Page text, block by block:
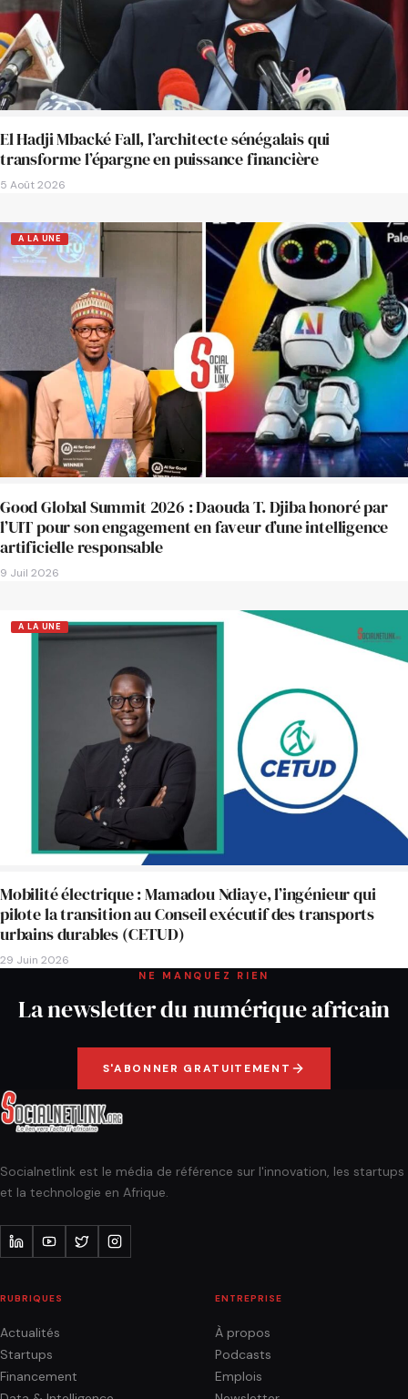
El Hadji Mbacké Fall, l’architecte sénégalais qui
transforme l’épargne en puissance financière
5 Août 2026
A LA UNE
Good Global Summit 2026 : Daouda T. Djiba honoré par
l’UIT pour son engagement en faveur d’une intelligence
artificielle responsable
9 Juil 2026
A LA UNE
Mobilité électrique : Mamadou Ndiaye, l’ingénieur qui
pilote la transition au Conseil exécutif des transports
urbains durables (CETUD)
29 Juin 2026
NE MANQUEZ RIEN
La newsletter du numérique africain
S'ABONNER GRATUITEMENT
Socialnetlink est le média de référence sur l'innovation, les startups
et la technologie en Afrique.
RUBRIQUES
Actualités
Startups
Financement
ENTREPRISE
À propos
Podcasts
Emplois